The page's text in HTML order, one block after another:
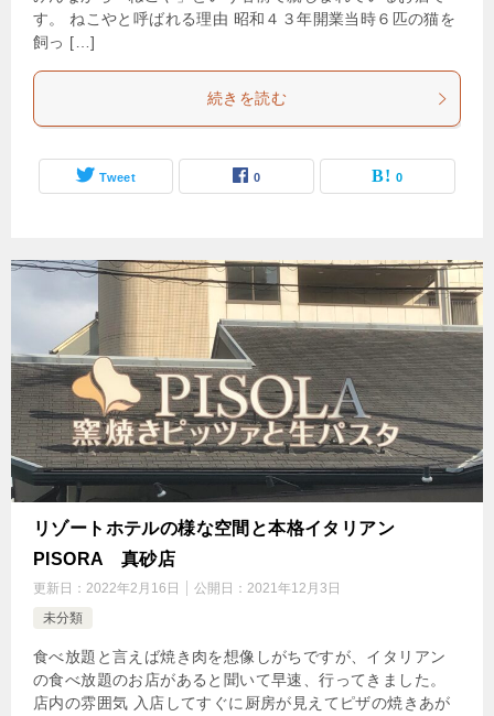
す。 ねこやと呼ばれる理由 昭和４３年開業当時６匹の猫を
飼っ […]
続きを読む
Tweet 0 0
リゾートホテルの様な空間と本格イタリアン
PISORA 真砂店
更新日： 2022年2月16日 公開日： 2021年12月3日
未分類
食べ放題と言えば焼き肉を想像しがちですが、イタリアン
の食べ放題のお店があると聞いて早速、行ってきました。
店内の雰囲気 入店してすぐに厨房が見えてピザの焼きあが